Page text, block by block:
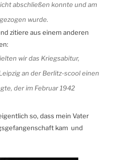
abschließen konnte und am
wurde.
zitiere aus einem anderen
wir das Kriegsabitur,
an der Berlitz-scool einen
der im Februar 1942
so, dass mein Vater
kam und